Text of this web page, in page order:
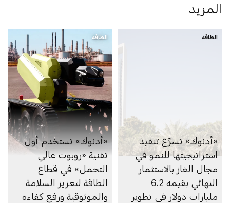
المزيد
الطاقة
«أدنوك» تسرِّع تنفيذ
استراتيجيتها للنمو في
مجال الغاز بالاستثمار
النهائي بقيمة 6.2
مليارات دولار في تطوير
الطاقة
«أدنوك» تستخدم أول
تقنية «روبوت عالي
التحمل» في قطاع
الطاقة لتعزيز السلامة
والموثوقية ورفع كفاءة